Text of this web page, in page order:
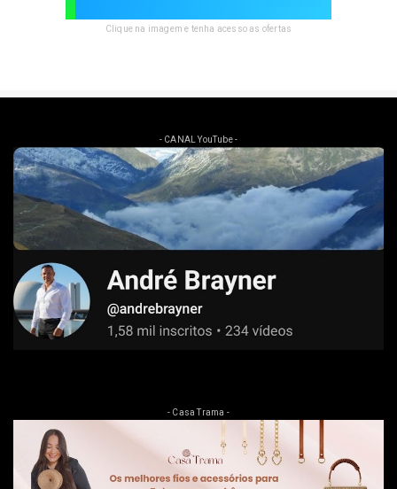
Clique na imagem e tenha acesso as ofertas
- CANAL YouTube -
- Casa Trama -